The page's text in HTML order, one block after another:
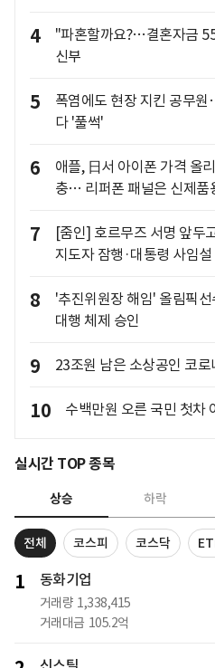
4
"파혼할까요?…결혼자금
신부
5
폭염에도 현장 지킨 공무
다 '풀썩'
6
애플, 日서 아이폰 가격 올
충… 리퍼폰 패널은 신제품
7
[줌인] 호르무즈 서명 앞두
지도자 잠행·대통령 사임설
8
'추진위원장 해임' 올림픽
대행 체제 승인
9 23조원 남은 소상공인 코
10 수백만원 오른 국민 첫차
실시간 TOP 종목
상승 하락
전체 코스피 코스닥
1 동화기업
거래량 1,338,415
거래대금 105.2억